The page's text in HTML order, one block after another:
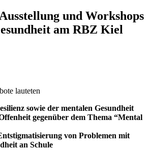
und Workshops
am RBZ Kiel
lauteten
sowie der mentalen Gesundheit
gegenüber dem Thema “Mental
von Problemen mit
an Schule